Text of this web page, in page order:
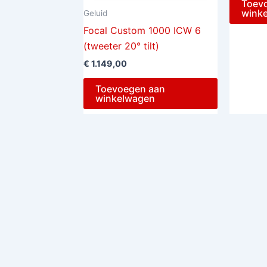
Geluid
Focal Custom 1000 ICW 6
(tweeter 20° tilt)
€ 1.149,00
Toevoegen aan
winkelwagen